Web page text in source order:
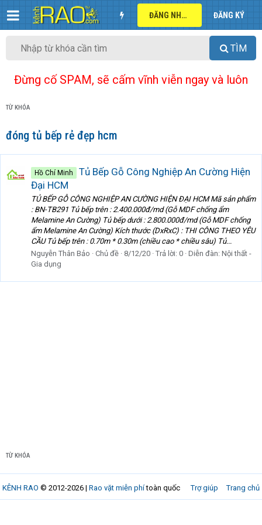
ĐĂNG NHẬP ĐĂNG KÝ
TÌM
Đừng cố SPAM, sẽ cấm vĩnh viễn ngay và luôn
TỪ KHÓA
đóng tủ bếp rẻ đẹp hcm
Hồ Chí Minh
Tủ Bếp Gỗ Công Nghiệp An Cường Hiện
Đại HCM
TỦ BẾP GỖ CÔNG NGHIỆP AN CƯỜNG HIỆN ĐẠI HCM Mã sản phẩm
: BN-TB291 Tủ bếp trên : 2.400.000đ/md (Gỗ MDF chống ẩm
Melamine An Cường) Tủ bếp dưới : 2.800.000đ/md (Gỗ MDF chống
ẩm Melamine An Cường) Kích thước (DxRxC) : THI CÔNG THEO YÊU
CẦU Tủ bếp trên : 0.70m * 0.30m (chiều cao * chiều sâu) Tủ...
Nguyễn Thân Bảo
Chủ đề 8/12/20 Trả lời: 0 Diễn đàn: Nội thất -
Gia dụng
TỪ KHÓA
Trợ giúp Trang chủ
KÊNH RAO © 2012-2026 | Rao vặt miễn phítoàn quốc